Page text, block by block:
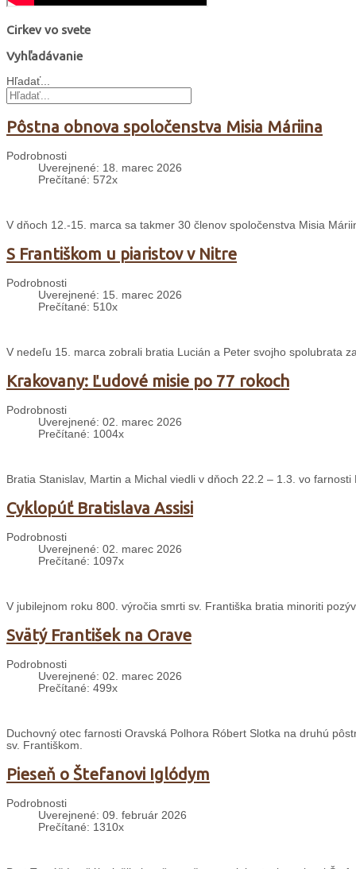
Cirkev vo svete
Vyhľadávanie
Hľadať...
Pôstna obnova spoločenstva Misia Máriina
Podrobnosti
Uverejnené: 18. marec 2026
Prečítané: 572x
V dňoch 12.-15. marca sa takmer 30 členov spoločenstva Misia
S Františkom u piaristov v Nitre
Podrobnosti
Uverejnené: 15. marec 2026
Prečítané: 510x
V nedeľu 15. marca zobrali bratia Lucián a Peter svojho spolubrata
Krakovany: Ľudové misie po 77 rokoch
Podrobnosti
Uverejnené: 02. marec 2026
Prečítané: 1004x
Bratia Stanislav, Martin a Michal viedli v dňoch 22.2 – 1.3. vo
Cyklopúť Bratislava Assisi
Podrobnosti
Uverejnené: 02. marec 2026
Prečítané: 1097x
V jubilejnom roku 800. výročia smrti sv. Františka bratia minoriti
Svätý František na Orave
Podrobnosti
Uverejnené: 02. marec 2026
Prečítané: 499x
Duchovný otec farnosti Oravská Polhora Róbert Slotka na druhú
sv. Františkom.
Pieseň o Štefanovi Iglódym
Podrobnosti
Uverejnené: 09. február 2026
Prečítané: 1310x